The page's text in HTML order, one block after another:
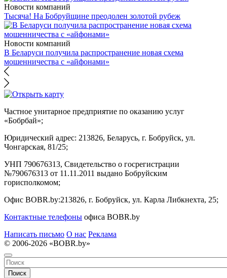
Новости компаний
Тысяча! На Бобруйщине преодолен золотой рубеж
Новости компаний
В Беларуси получила распространение новая схема
мошенничества с «айфонами»
Частное унитарное предприятие по оказанию услуг
«Бобрбай»;
Юридический адрес: 213826, Беларусь, г. Бобруйск, ул.
Чонгарская, 81/25;
УНП 790676313, Свидетельство о госрегистрации
№790676313 от 11.11.2011 выдано Бобруйским
горисполкомом;
Офис BOBR.by:213826, г. Бобруйск, ул. Карла Либкнехта, 25;
Контактные телефоны офиса BOBR.by
Написать письмо О нас Реклама
© 2006-2026 «BOBR.by»
Поиск